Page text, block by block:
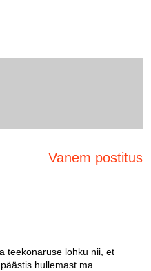
Vanem postitus
teekonaruse lohku nii, et
hullemast ma...